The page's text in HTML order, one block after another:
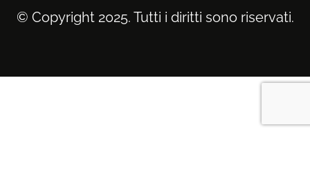
© Copyright 2025. Tutti i diritti sono riservati.